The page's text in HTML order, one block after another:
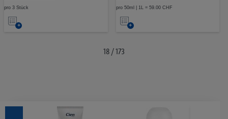
pro 3 Stück
Auf
pro 50ml | 1L = 59.00 CHF
Auf
18 / 173